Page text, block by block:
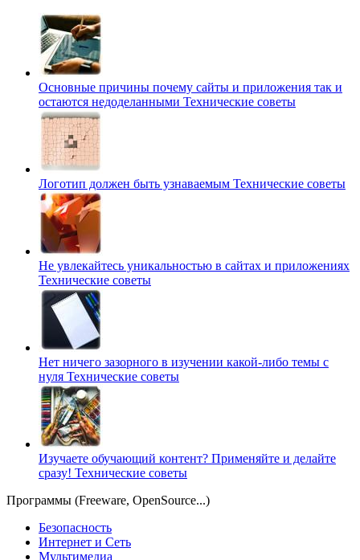
Основные причины почему сайты и приложения так и
остаются недоделанными Технические советы
Логотип должен быть узнаваемым Технические советы
Не увлекайтесь уникальностью в сайтах и приложениях
Технические советы
Нет ничего зазорного в изучении какой-либо темы с
нуля Технические советы
Изучаете обучающий контент? Применяйте и делайте
сразу! Технические советы
Программы (Freeware, OpenSource...)
Безопасность
Интернет и Сеть
Мультимедиа